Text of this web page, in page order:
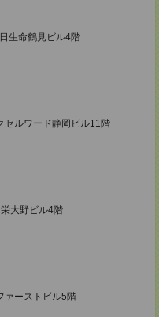
生命鶴見ビル4階
ルワード静岡ビル11階
大野ビル4階
ーストビル5階